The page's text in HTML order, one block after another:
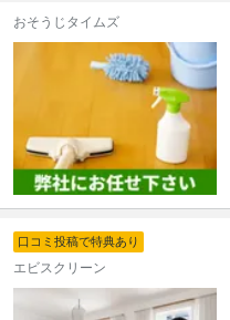
おそうじタイムズ
口コミ投稿で特典あり
エビスクリーン